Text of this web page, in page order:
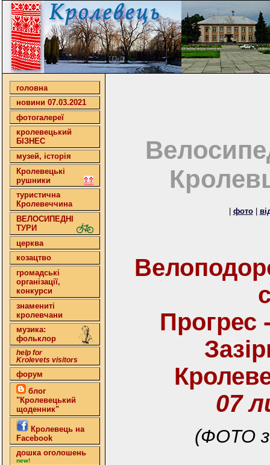
головна
новини 07.03.2021
фотогалереї
кролевецький
БІЗНЕС
музей, історія
Кролевецькі
рушники
туристична
Кролевеччина
ВЕЛОСИПЕДНІ
ТУРИ
церква
козацтво
громадські
організації,
конкурси
знамениті
кролевчани
музика:
фольклор
help for
Krolevets visitors
форум
блог
"Кролевецький
щоденник"
Кролевець на
Facebook
дошка оголошень
new!
фото|
Прогрес
07
(ФОТО